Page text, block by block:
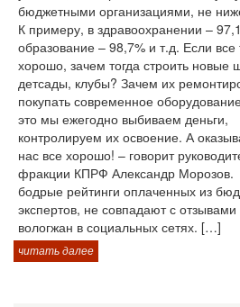
бюджетными организациями, не
К примеру, в здравоохранении –
образование – 98,7% и т.д. Если все
хорошо, зачем тогда строить новые
детсады, клубы? Зачем их
покупать современное
это мы ежегодно выбиваем деньги,
контролируем их освоение. А
нас все хорошо! – говорит
фракции КПРФ Александр
бодрые рейтинги оплаченных из
экспертов, не совпадают с отзывами
вологжан в социальных сетях. […]
читать далее